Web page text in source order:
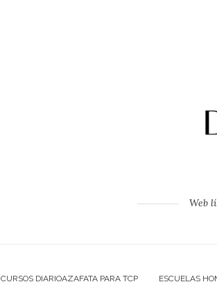
Web
CURSOS DIARIOAZAFATA PARA TCP ESCUELAS